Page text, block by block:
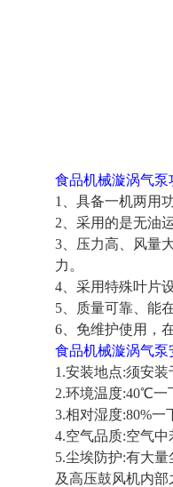
食品机械漩涡气泵
1、具备一机两用
2、采用的是无油
3、压力高、风量
力。
4、采用特殊叶片
5、质量可靠、能
6、免维护使用，
食品机械漩涡气
1.安装地点:须安
2.环境温度:40℃一
3.相对湿度:80%一
4.空气品质:空气
5.尘埃防护:有大
及高压鼓风机内部